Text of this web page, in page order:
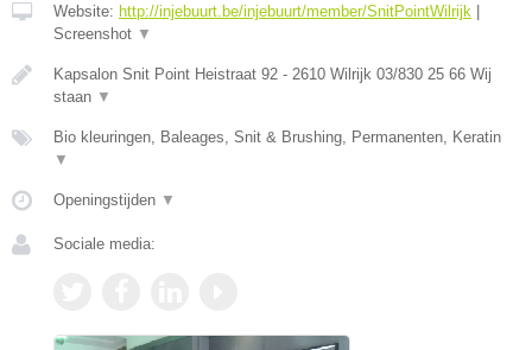
Website: http://injebuurt.be/injebuurt/member/SnitPointWilrijk |
Screenshot ▼
Kapsalon Snit Point Heistraat 92 - 2610 Wilrijk 03/830 25 66 Wij
staan ▼
Bio kleuringen, Baleages, Snit & Brushing, Permanenten, Keratin
▼
Openingstijden ▼
Sociale media: